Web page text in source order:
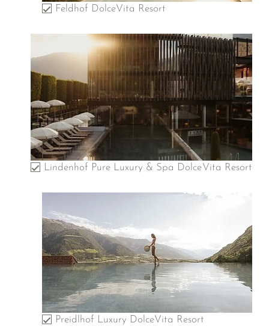
Feldhof DolceVita Resort
Lindenhof Pure Luxury & Spa DolceVita Resort
Preidlhof Luxury DolceVita Resort